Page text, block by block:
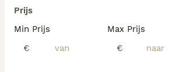
Prijs
Min Prijs
€
Max Prijs
€